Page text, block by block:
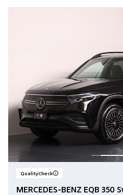
QualityCheck
MERCEDES-BENZ EQB 350